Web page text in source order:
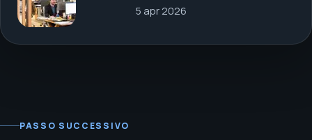
5 apr 2026
PASSO SUCCESSIVO